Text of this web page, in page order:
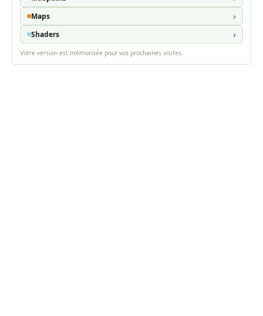
Maps
Shaders
Votre version est mémorisée pour vos prochaines visites.